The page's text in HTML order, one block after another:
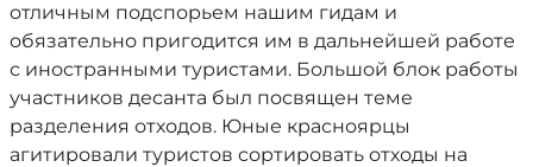
отличным подспорьем нашим гидам и
обязательно пригодится им в дальнейшей работе
с иностранными туристами. Большой блок работы
участников десанта был посвящен теме
разделения отходов. Юные красноярцы
агитировали туристов сортировать отходы на